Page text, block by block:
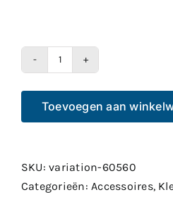
Chatter
Blades
aantal
Toevoegen aan
SKU:variation-60560
Categorieën:Accessoires,